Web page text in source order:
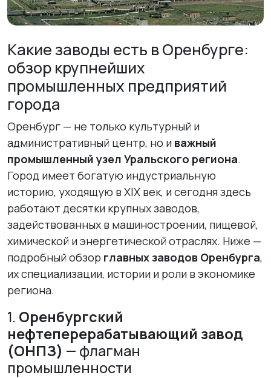
Какие заводы есть в Оренбурге:
обзор крупнейших
промышленных предприятий
города
Оренбург — не только культурный и
административный центр, но и важный
промышленный узел Уральского региона.
Город имеет богатую индустриальную
историю, уходящую в XIX век, и сегодня здесь
работают десятки крупных заводов,
задействованных в машиностроении, пищевой,
химической и энергетической отраслях. Ниже —
подробный обзор главных заводов Оренбурга,
их специализации, истории и роли в экономике
региона.
1. Оренбургский
нефтеперерабатывающий завод
(ОНПЗ) — флагман
промышленности